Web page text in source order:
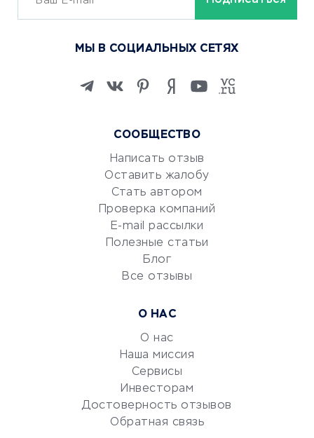
ОБУЧЕНИЕ И РАБОТА
Изучение иностранных
Маркетинг и продажи
Репетиторство
Красота и здоровье
Сервисы по поиску работы
Сетевой маркетинг
УСЛУГИ ДЛЯ БИЗНЕСА
документооборот
Юридические компании
СООБЩЕСТВО
Написать отзыв
Оставить жалобу
Стать автором
Проверка компаний
E-mail рассылки
Полезные статьи
Блог
Все отзывы
О НАС
О нас
Наша миссия
Сервисы
Инвесторам
Достоверность отзывов
Обратная связь
МЫ В СОЦИАЛЬНЫХ СЕТЯХ